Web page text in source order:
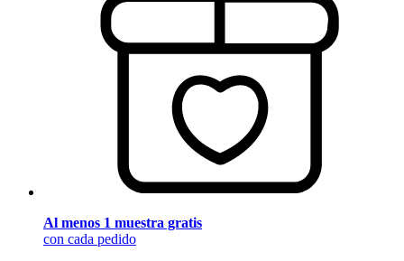
Al menos 1 muestra gratis
con cada pedido